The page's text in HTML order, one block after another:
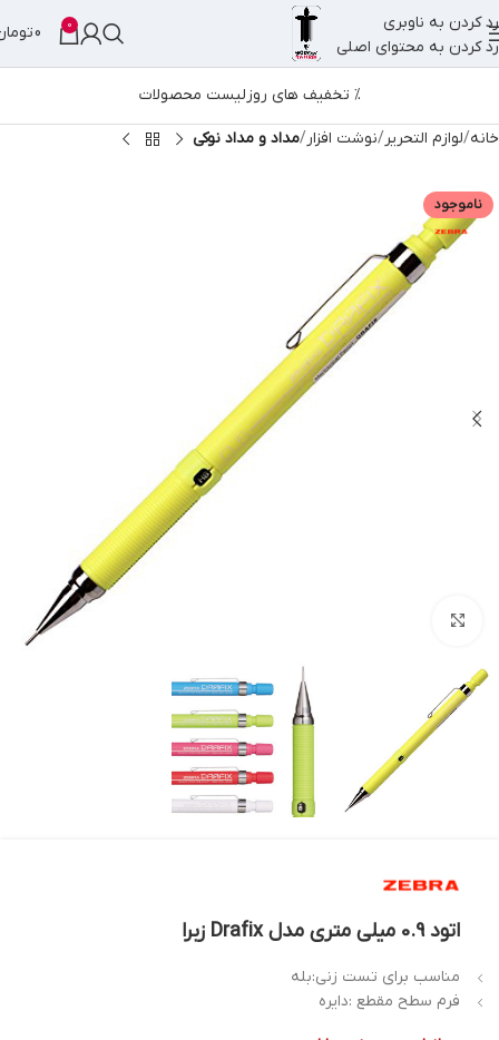
رد کردن به ناوبری
رد کردن به محتوای اصلی
0
0
% تخفیف های روزلیست محصولات
خانه لوازم التحریر نوشت افزار مداد و مداد نوکی
ناموجود
اتود 0.9 میلی متری مدل Drafix زبرا
مناسب برای تست زنی:بله
فرم سطح مقطع :دایره